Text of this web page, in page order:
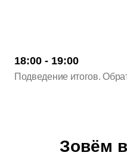
18:00 - 19:00
Подведение итогов.
Зовём